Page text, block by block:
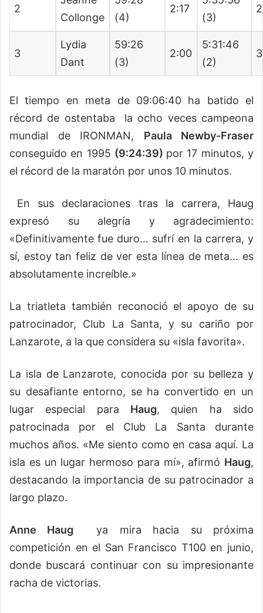
2
Collonge
(4)
2:17
(3)
3
Lydia
Dant
59:26
(3)
2:00
5:31:46
(2)
El tiempo en meta de 09:06:40 ha batido el
récord de ostentaba la ocho veces campeona
mundial de IRONMAN, Paula Newby-Fraser
conseguido en 1995 (9:24:39) por 17 minutos, y
el récord de la maratón por unos 10 minutos.
En sus declaraciones tras la carrera, Haug
expresó su alegría y agradecimiento:
«Definitivamente fue duro… sufrí en la carrera, y
sí, estoy tan feliz de ver esta línea de meta… es
absolutamente increíble.»
La triatleta también reconoció el apoyo de su
patrocinador, Club La Santa, y su cariño por
Lanzarote, a la que considera su «isla favorita».
La isla de Lanzarote, conocida por su belleza y
su desafiante entorno, se ha convertido en un
lugar especial para Haug, quien ha sido
patrocinada por el Club La Santa durante
muchos años. «Me siento como en casa aquí. La
isla es un lugar hermoso para mí», afirmó Haug,
destacando la importancia de su patrocinador a
largo plazo.
Anne Haug ya mira hacia su próxima
competición en el San Francisco T100 en junio,
donde buscará continuar con su impresionante
racha de victorias.